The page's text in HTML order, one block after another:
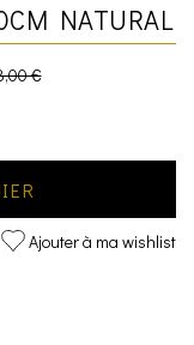
NATURAL
€
Ajouter à ma wishlist